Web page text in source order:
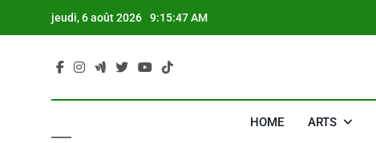
jeudi, 6 août 2026 9:15:48 AM
HOME ARTS